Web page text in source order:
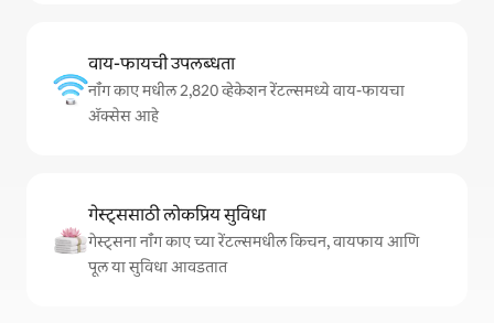
वाय-फायची उपलब्धता
नॉंग काए मधील 2,820 व्हेकेशन रेंटल्समध्ये वाय-फायचा
अ‍ॅक्सेस आहे
गेस्ट्ससाठी लोकप्रिय सुविधा
गेस्ट्सना नॉंग काए च्या रेंटल्समधील किचन, वायफाय आणि
पूल या सुविधा आवडतात